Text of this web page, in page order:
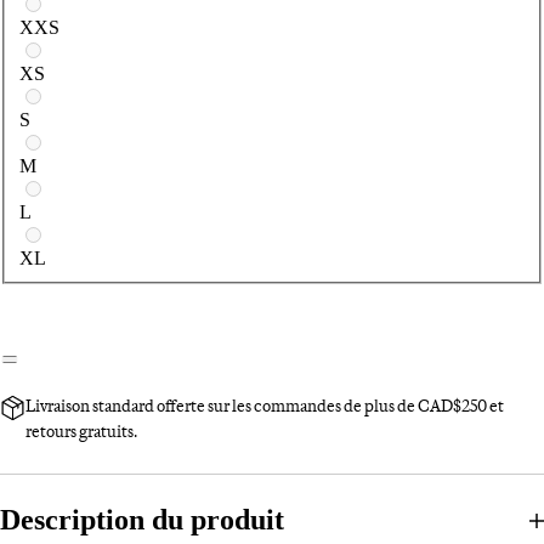
XXS
XS
S
M
L
XL
Livraison standard offerte sur les commandes de plus de CAD$250 et
retours gratuits.
Description du produit